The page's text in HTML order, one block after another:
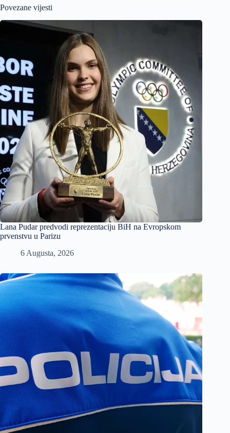
Povezane vijesti
Lana Pudar predvodi reprezentaciju BiH na Evropskom
prvenstvu u Parizu
6 Augusta, 2026